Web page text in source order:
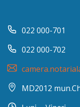
022 000-701
022 000-702
MD2012